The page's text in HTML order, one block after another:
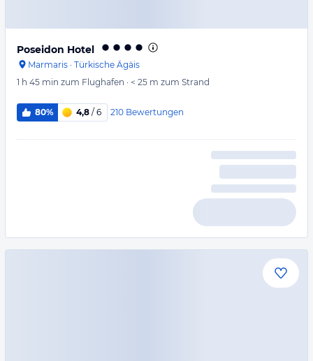
Poseidon Hotel
Marmaris · Türkische Ägäis
1 h 45 min zum Flughafen · < 25 m zum Strand
80% 4,8 / 6 210 Bewertungen